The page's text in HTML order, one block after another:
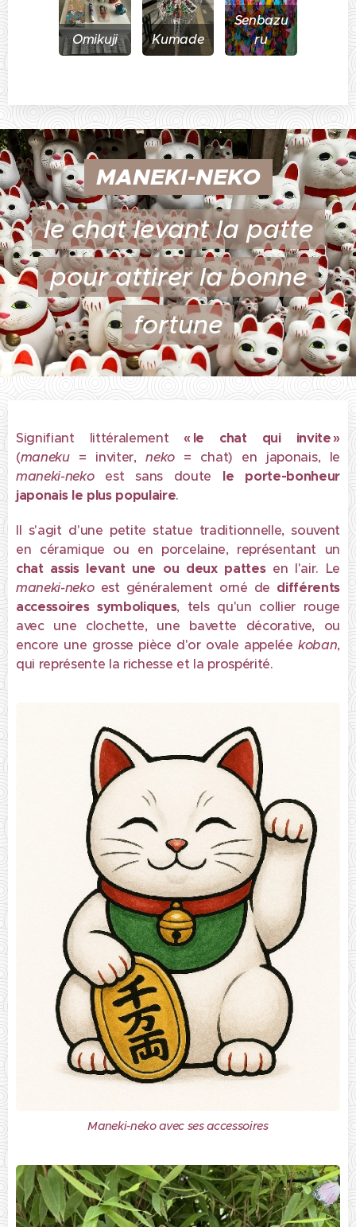
Omikuji Kumade
Senbazu
ru
MANEKI-NEKO
le chat levant la patte
pour attirer la bonne
fortune
Signifiant littéralement« le chat qui invite »
(maneku= inviter,neko= chat) en japonais, le
maneki-neko est sans doute le porte-bonheur
japonais le plus populaire.
Il s'agit d'une petite statue traditionnelle, souvent
en céramique ou en porcelaine, représentant un
chat assis levant une ou deux pattesen l'air. Le
maneki-nekoest généralement orné de différents
accessoires symboliques, tels qu'un collier rouge
avec une clochette, une bavette décorative, ou
encore une grosse pièce d'or ovale appelée koban,
qui représente la richesse et la prospérité.
Maneki-neko avec ses accessoires